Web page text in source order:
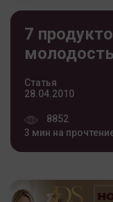
7
молодость
Статья
28.04.2010
8852
3 мин на